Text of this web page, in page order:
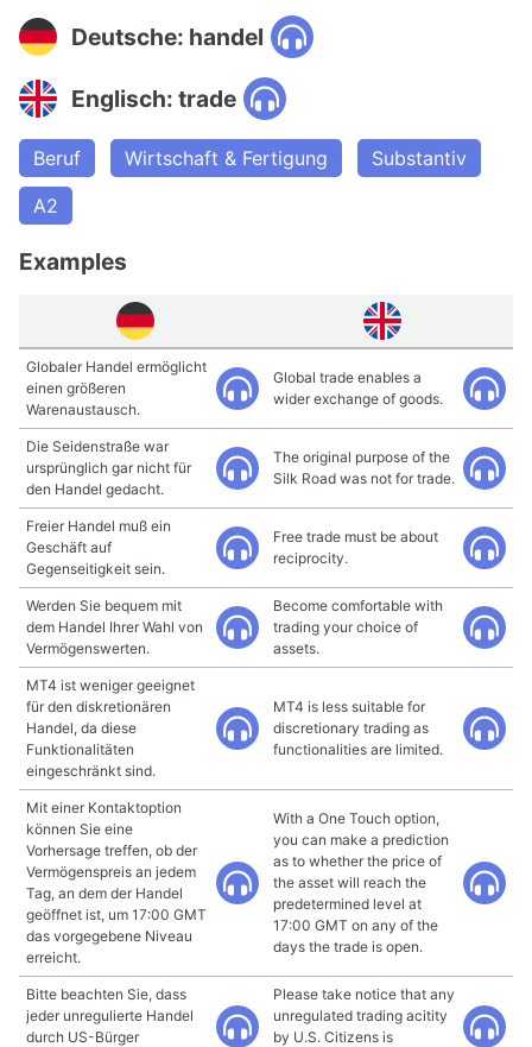
Deutsche: handel
Englisch: trade
Beruf Wirtschaft & Fertigung
Substantiv
A2
Examples
Globaler Handel ermöglicht
einen größeren
Warenaustausch.
Global trade enables a
wider exchange of goods.
Die Seidenstraße war
ursprünglich gar nicht für
den Handel gedacht.
The original purpose of the
Silk Road was not for trade.
Freier Handel muß ein
Geschäft auf
Gegenseitigkeit sein.
Free trade must be about
reciprocity.
Werden Sie bequem mit
dem Handel Ihrer Wahl von
Vermögenswerten.
Become comfortable with
trading your choice of
assets.
MT4 ist weniger geeignet
für den diskretionären
Handel, da diese
Funktionalitäten
eingeschränkt sind.
MT4 is less suitable for
discretionary trading as
functionalities are limited.
Mit einer Kontaktoption
können Sie eine
Vorhersage treffen, ob der
Vermögenspreis an jedem
Tag, an dem der Handel
geöffnet ist, um 17:00 GMT
das vorgegebene Niveau
erreicht.
With a One Touch option,
you can make a prediction
as to whether the price of
the asset will reach the
predetermined level at
17:00 GMT on any of the
days the trade is open.
Bitte beachten Sie, dass
jeder unregulierte Handel
durch US-Bürger
Please take notice that any
unregulated trading acitity
by U.S. Citizens is